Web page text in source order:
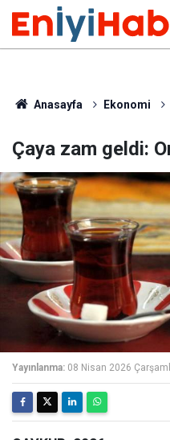
Anasayfa Ekonomi
Çaya zam geldi:
Yayınlanma: 08 Nisan 2026